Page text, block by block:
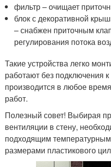
фильтр – очищает
блок с декоративной
– снабжен приточным
регулирования потока
Такие устройства легко
работают без подключения
производится в любое
работ.
Полезный совет! Выбирая
вентиляции в стену,
подходящим
размерами пластикового